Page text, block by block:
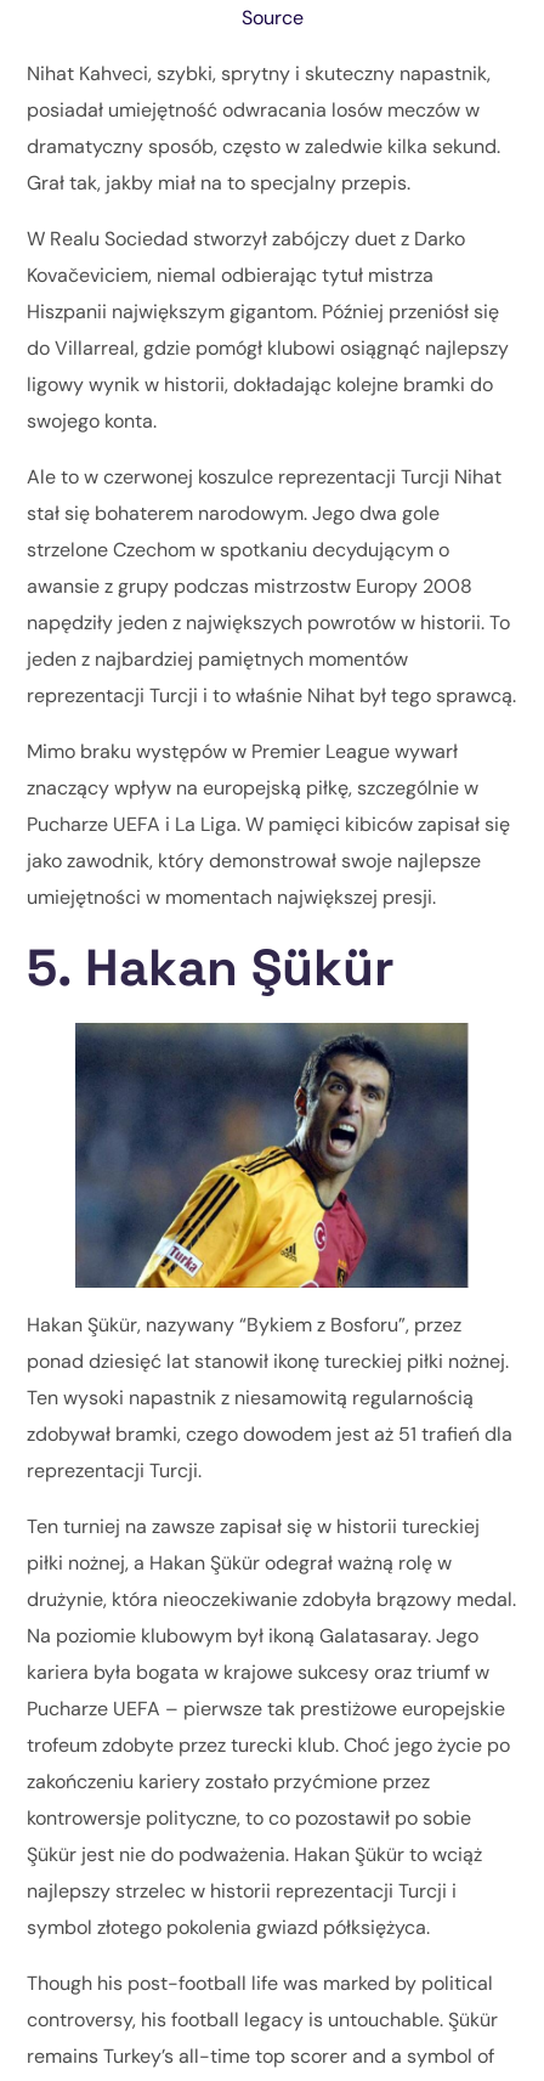
Source
Nihat Kahveci, szybki, sprytny i skuteczny napastnik,
posiadał umiejętność odwracania losów meczów w
dramatyczny sposób, często w zaledwie kilka sekund.
Grał tak, jakby miał na to specjalny przepis.
W Realu Sociedad stworzył zabójczy duet z Darko
Kovačeviciem, niemal odbierając tytuł mistrza
Hiszpanii największym gigantom. Później przeniósł się
do Villarreal, gdzie pomógł klubowi osiągnąć najlepszy
ligowy wynik w historii, dokładając kolejne bramki do
swojego konta.
Ale to w czerwonej koszulce reprezentacji Turcji Nihat
stał się bohaterem narodowym. Jego dwa gole
strzelone Czechom w spotkaniu decydującym o
awansie z grupy podczas mistrzostw Europy 2008
napędziły jeden z największych powrotów w historii. To
jeden z najbardziej pamiętnych momentów
reprezentacji Turcji i to właśnie Nihat był tego sprawcą.
Mimo braku występów w Premier League wywarł
znaczący wpływ na europejską piłkę, szczególnie w
Pucharze UEFA i La Liga. W pamięci kibiców zapisał się
jako zawodnik, który demonstrował swoje najlepsze
umiejętności w momentach największej presji.
5. Hakan Şükür
Hakan Şükür, nazywany “Bykiem z Bosforu”, przez
ponad dziesięć lat stanowił ikonę tureckiej piłki nożnej.
Ten wysoki napastnik z niesamowitą regularnością
zdobywał bramki, czego dowodem jest aż 51 trafień dla
reprezentacji Turcji.
Ten turniej na zawsze zapisał się w historii tureckiej
piłki nożnej, a Hakan Şükür odegrał ważną rolę w
drużynie, która nieoczekiwanie zdobyła brązowy medal.
Na poziomie klubowym był ikoną Galatasaray. Jego
kariera była bogata w krajowe sukcesy oraz triumf w
Pucharze UEFA – pierwsze tak prestiżowe europejskie
trofeum zdobyte przez turecki klub. Choć jego życie po
zakończeniu kariery zostało przyćmione przez
kontrowersje polityczne, to co pozostawił po sobie
Şükür jest nie do podważenia. Hakan Şükür to wciąż
najlepszy strzelec w historii reprezentacji Turcji i
symbol złotego pokolenia gwiazd półksiężyca.
Though his post-football life was marked by political
controversy, his football legacy is untouchable. Şükür
remains Turkey’s all-time top scorer and a symbol of